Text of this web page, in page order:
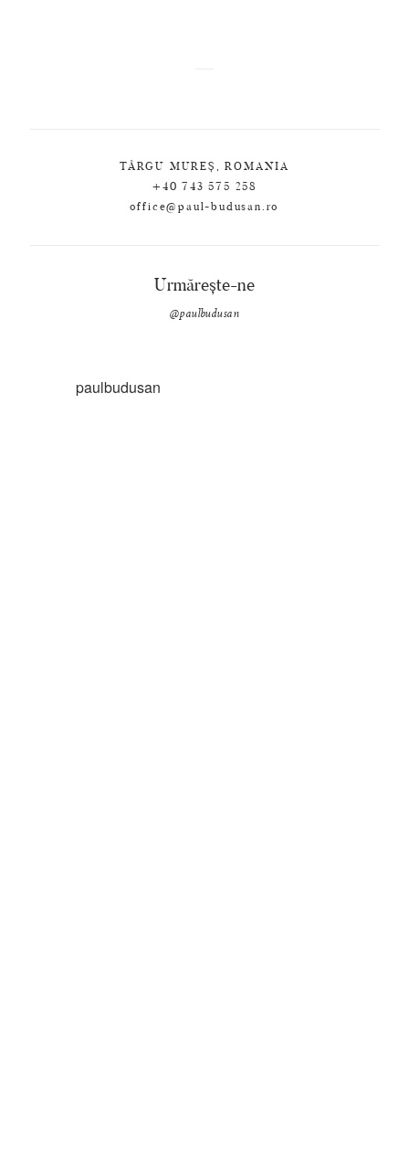
TÂRGU MUREȘ, ROMANIA
+40 743 575 258
office@paul-budusan.ro
Urmărește-ne
@paulbudusan
paulbudusan